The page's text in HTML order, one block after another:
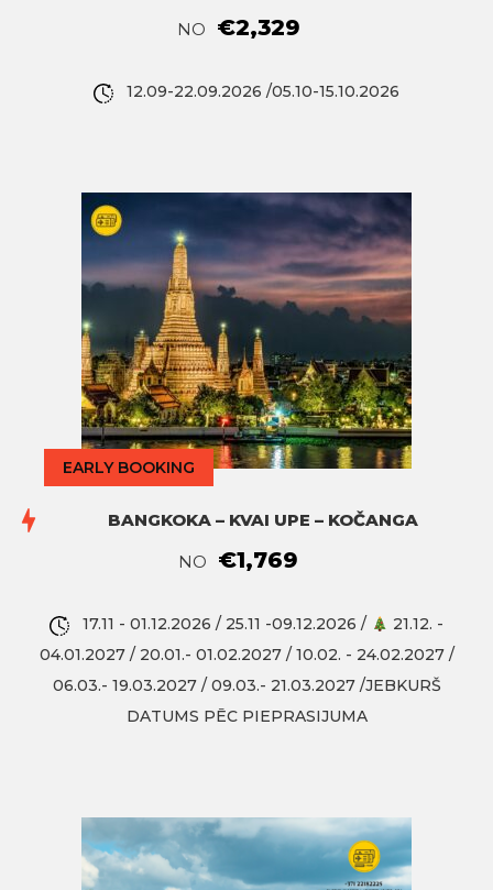
NO
€2,329
12.09-22.09.2026 /05.10-15.10.2026
EARLY BOOKING
BANGKOKA – KVAI UPE – KOČANGA
NO
€1,769
17.11 - 01.12.2026 / 25.11 -09.12.2026 /
21.12. -
04.01.2027 / 20.01.- 01.02.2027 / 10.02. - 24.02.2027 /
06.03.- 19.03.2027 / 09.03.- 21.03.2027 /JEBKURŠ
DATUMS PĒC PIEPRASIJUMA